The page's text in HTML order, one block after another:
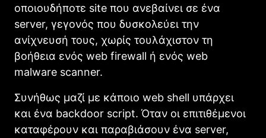
οποιουδήποτε site που ανεβαίνει σε ένα
server, γεγονός που δυσκολεύει την
ανίχνευσή τους, χωρίς τουλάχιστον τη
βοήθεια ενός web firewall ή ενός web
malware scanner.
Συνήθως μαζί με κάποιο web shell υπάρχει
και ένα backdoor script. Όταν οι επιτιθέμενοι
καταφέρουν και παραβιάσουν ένα server,